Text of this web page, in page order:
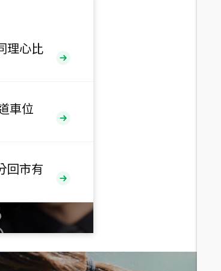
5,800萬
1,938萬
總價
1,020萬
理心比
車位
回市有